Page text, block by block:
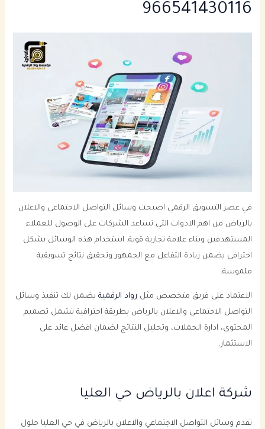
966541430116
في عصر التسويق الرقمي اصبحت وسائل التواصل الاجتماعي والاعلان
بالرياض من اهم الادوات التي تساعد الشركات على الوصول للعملاء
المستهدفين وبناء علامة تجارية قوية. استخدام هذه الوسائل بشكل
احترافي يضمن زيادة التفاعل مع الجمهور وتحقيق نتائج تسويقية
ملموسة.
الاعتماد على فريق متخصص مثل رواد الرقمية يضمن لك تنفيذ وسائل
التواصل الاجتماعي والاعلان بالرياض بطريقة احترافية تشمل تصميم
المحتوى، ادارة الحملات، وتحليل النتائج لضمان افضل عائد على
الاستثمار.
شركة اعلان بالرياض حي العليا
تقدم وسائل التواصل الاجتماعي والاعلان بالرياض في حي العليا حلول